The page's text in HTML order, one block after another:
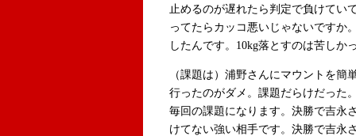
止めるのが遅れたら判定で負けてい
ってたらカッコ悪いじゃないですか
したんです。10kg落とすのは苦しか
（課題は）浦野さんにマウントを
行ったのがダメ。課題だらけだった
毎回の課題になります。決勝で吉永
けてない強い相手です。決勝で吉永